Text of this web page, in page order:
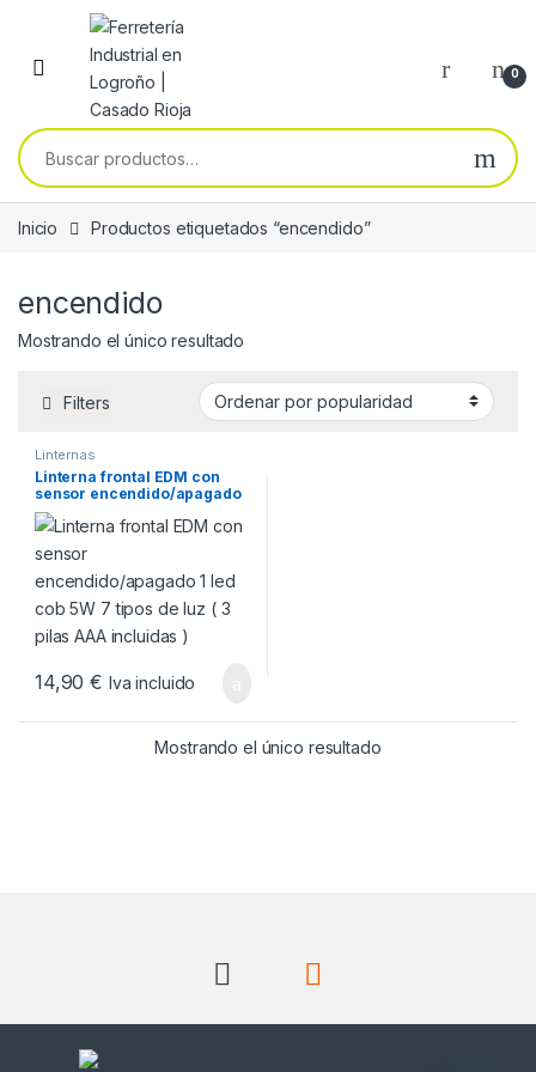
Skip to navigation
Skip to content
0
Buscar por:
Inicio Productos etiquetados “encendido”
encendido
Mostrando el único resultado
Filters
Linternas
Linterna frontal EDM con
sensor encendido/apagado
1 led cob 5W 7 tipos de luz ( 3
pilas AAA incluidas )
14,90€ Iva incluido
Mostrando el único resultado